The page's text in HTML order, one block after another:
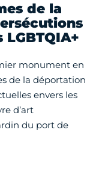
de la
monument en
de la déportation
envers les
d’art
du port de